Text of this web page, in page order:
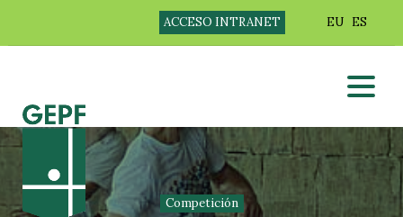
ACCESO INTRANET EU ES
Competición